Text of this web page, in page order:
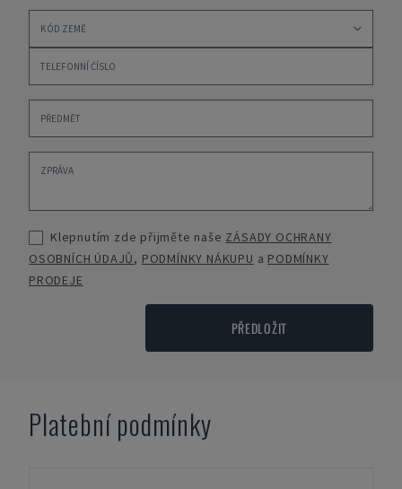
Klepnutím zde přijměte naše ZÁSADY OCHRANY
OSOBNÍCH ÚDAJŮ, PODMÍNKY NÁKUPU a PODMÍNKY
PRODEJE
PŘEDLOŽIT
Platební podmínky